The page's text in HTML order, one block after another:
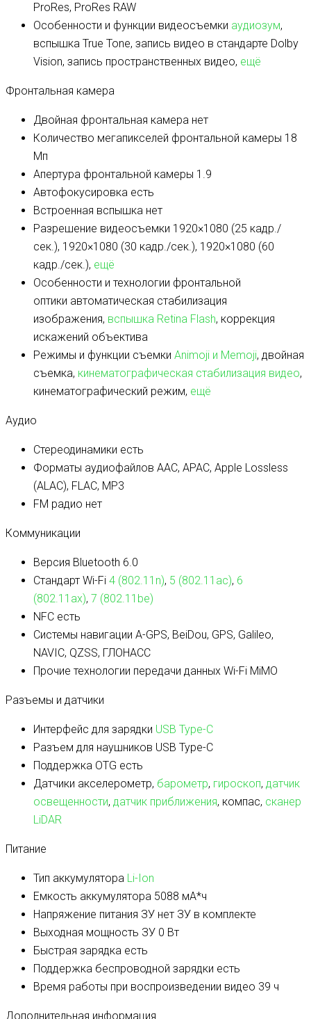
ProRes, ProRes RAW
Особенности и функции видеосъемки аудиозум,
вспышка True Tone, запись видео в стандарте Dolby
Vision, запись пространственных видео, ещё
Фронтальная камера
Двойная фронтальная камера нет
Количество мегапикселей фронтальной камеры 18
Мп
Апертура фронтальной камеры 1.9
Автофокусировка есть
Встроенная вспышка нет
Разрешение видеосъемки 1920×1080 (25 кадр./
сек.), 1920×1080 (30 кадр./сек.), 1920×1080 (60
кадр./сек.), ещё
Особенности и технологии фронтальной
оптики автоматическая стабилизация
изображения, вспышка Retina Flash, коррекция
искажений объектива
Режимы и функции съемки Animoji и Memoji, двойная
съемка, кинематографическая стабилизация видео,
кинематографический режим, ещё
Аудио
Стереодинамики есть
Форматы аудиофайлов AAC, APAC, Apple Lossless
(ALAC), FLAC, MP3
FM радио нет
Коммуникации
Версия Bluetooth 6.0
Стандарт Wi-Fi 4 (802.11n), 5 (802.11ac), 6
(802.11ax), 7 (802.11be)
NFC есть
Системы навигации A-GPS, BeiDou, GPS, Galileo,
NAVIC, QZSS, ГЛОНАСС
Прочие технологии передачи данных Wi-Fi MiMO
Разъемы и датчики
Интерфейс для зарядки USB Type-C
Разъем для наушников USB Type-C
Поддержка OTG есть
Датчики акселерометр, барометр, гироскоп, датчик
освещенности, датчик приближения, компас, сканер
LiDAR
Питание
Тип аккумулятора Li-Ion
Емкость аккумулятора 5088 мА*ч
Напряжение питания ЗУ нет ЗУ в комплекте
Выходная мощность ЗУ 0 Вт
Быстрая зарядка есть
Поддержка беспроводной зарядки есть
Время работы при воспроизведении видео 39 ч
Дополнительная информация